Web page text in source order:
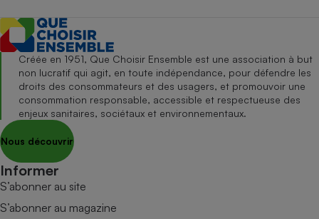
Créée en 1951, Que Choisir Ensemble est une association à but
non lucratif qui agit, en toute indépendance, pour défendre les
droits des consommateurs et des usagers, et promouvoir une
consommation responsable, accessible et respectueuse des
enjeux sanitaires, sociétaux et environnementaux.
Nous découvrir
Informer
S’abonner au site
S’abonner au magazine